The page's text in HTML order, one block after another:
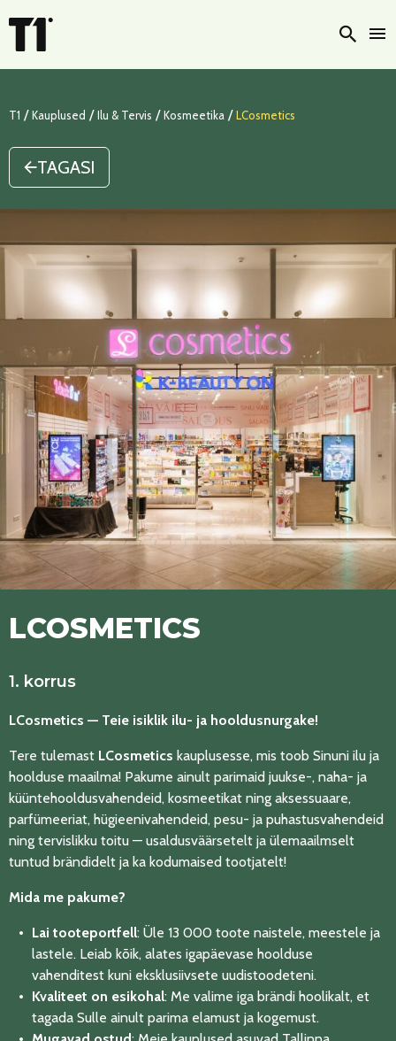
Otsi
T1 / Kauplused / Ilu & Tervis / Kosmeetika / LCosmetics
TAGASI
LCOSMETICS
1. korrus
LCosmetics — Teie isiklik ilu- ja hooldusnurgake!
Tere tulemast LCosmetics kauplusesse, mis toob Sinuni ilu ja
hoolduse maailma! Pakume ainult parimaid juukse-, naha- ja
küüntehooldusvahendeid, kosmeetikat ning aksessuaare,
parfümeeriat, hügieenivahendeid, pesu- ja puhastusvahendeid
ning tervislikku toitu — usaldusväärsetelt ja ülemaailmselt
tuntud brändidelt ja ka kodumaised tootjatelt!
Mida me pakume?
Lai tooteportfell: Üle 13 000 toote naistele, meestele ja
lastele. Leiab kõik, alates igapäevase hoolduse
vahenditest kuni eksklusiivsete uudistoodeteni.
Kvaliteet on esikohal: Me valime iga brändi hoolikalt, et
tagada Sulle ainult parima elamust ja kogemust.